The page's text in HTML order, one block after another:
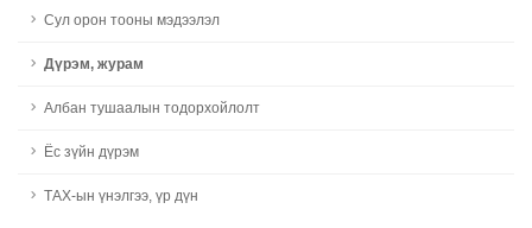
Сул орон тооны мэдээлэл
Дүрэм, журам
Албан тушаалын тодорхойлолт
Ёс зүйн дүрэм
ТАХ-ын үнэлгээ, үр дүн